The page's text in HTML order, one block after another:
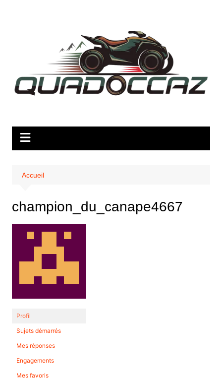
Accueil
champion_du_canape4667
Profil
Sujets démarrés
Mes réponses
Engagements
Mes favoris